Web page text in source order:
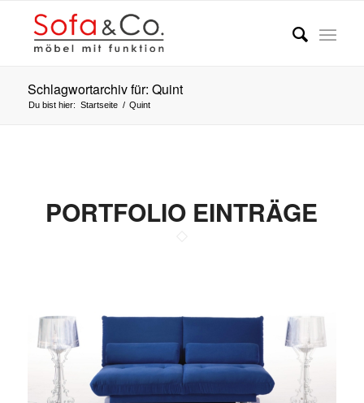
Schlagwortarchiv für: Quint
Du bist hier: Startseite / Quint
PORTFOLIO EINTRÄGE